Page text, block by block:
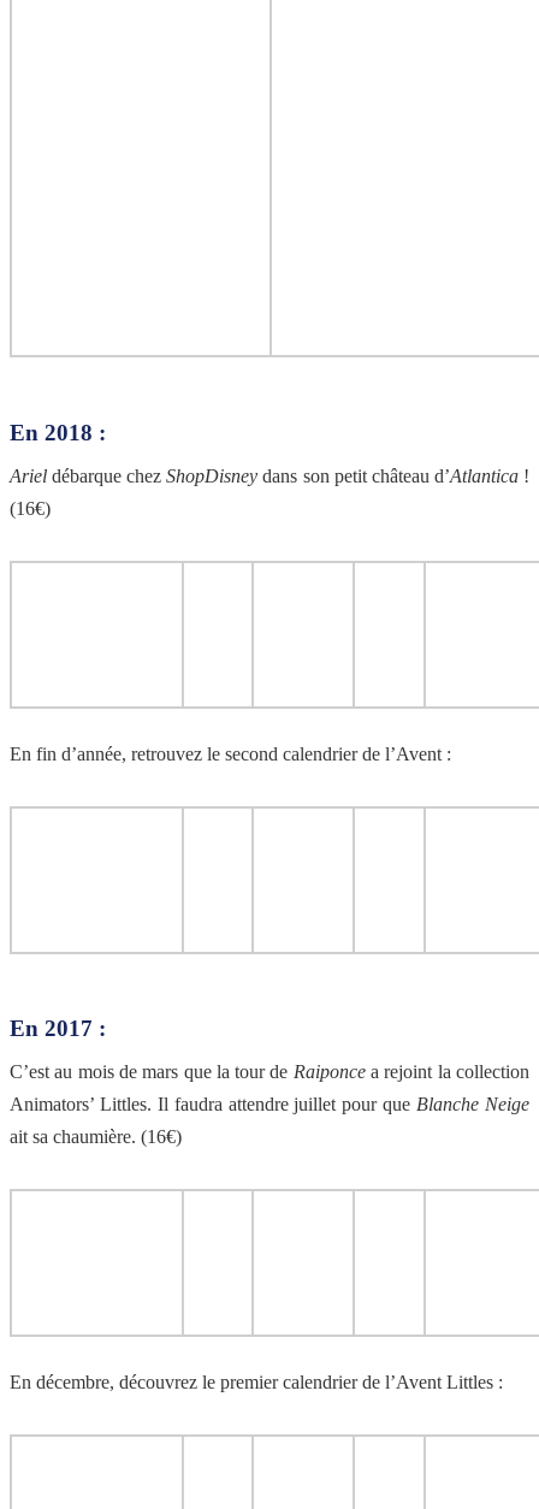
En 2018 :
Ariel débarque chezShopDisney dans son petit château d’Atlantica!
(16€)
En fin d’année, retrouvez le second calendrier de l’Avent :
En 2017 :
C’est au mois de mars que la tour de Raiponcea rejoint la collection
Animators’ Littles. Il faudra attendre juillet pour que Blanche Neige
ait sa chaumière. (16€)
En décembre, découvrez le premier calendrier de l’Avent Littles :